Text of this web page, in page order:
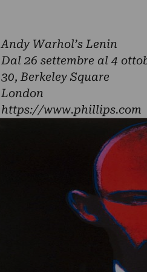
Andy Warhol’s Lenin
Dal 26 settembre al 4
30, Berkeley Square
London
https://www.phillips.com